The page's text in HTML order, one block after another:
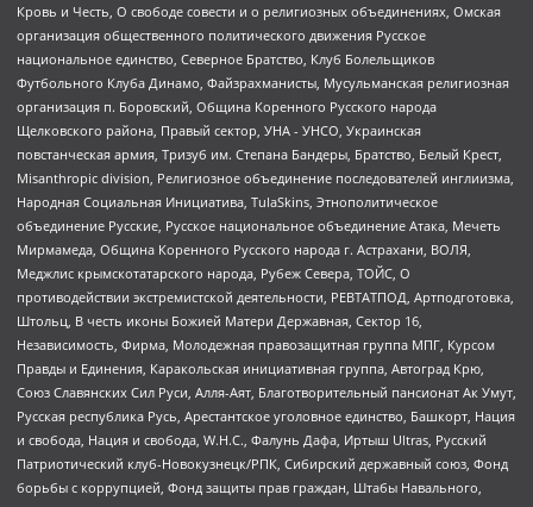
Кровь и Честь, О свободе совести и о религиозных объединениях, Омская
организация общественного политического движения Русское
национальное единство, Северное Братство, Клуб Болельщиков
Футбольного Клуба Динамо, Файзрахманисты, Мусульманская религиозная
организация п. Боровский, Община Коренного Русского народа
Щелковского района, Правый сектор, УНА - УНСО, Украинская
повстанческая армия, Тризуб им. Степана Бандеры, Братство, Белый Крест,
Misanthropic division, Религиозное объединение последователей инглиизма,
Народная Социальная Инициатива, TulaSkins, Этнополитическое
объединение Русские, Русское национальное объединение Атака, Мечеть
Мирмамеда, Община Коренного Русского народа г. Астрахани, ВОЛЯ,
Меджлис крымскотатарского народа, Рубеж Севера, ТОЙС, О
противодействии экстремистской деятельности, РЕВТАТПОД, Артподготовка,
Штольц, В честь иконы Божией Матери Державная, Сектор 16,
Независимость, Фирма, Молодежная правозащитная группа МПГ, Курсом
Правды и Единения, Каракольская инициативная группа, Автоград Крю,
Союз Славянских Сил Руси, Алля-Аят, Благотворительный пансионат Ак Умут,
Русская республика Русь, Арестантское уголовное единство, Башкорт, Нация
и свобода, Нация и свобода, W.H.С., Фалунь Дафа, Иртыш Ultras, Русский
Патриотический клуб-Новокузнецк/РПК, Сибирский державный союз, Фонд
борьбы с коррупцией, Фонд защиты прав граждан, Штабы Навального,